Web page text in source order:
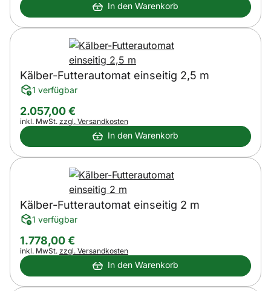
In den Warenkorb
Kälber-Futterautomat einseitig 2,5 m
1 verfügbar
2.057,00€
Steuerhinweis:
inkl. MwSt. zzgl. Versandkosten
In den Warenkorb
Kälber-Futterautomat einseitig 2 m
1 verfügbar
1.778,00€
Steuerhinweis:
inkl. MwSt. zzgl. Versandkosten
In den Warenkorb